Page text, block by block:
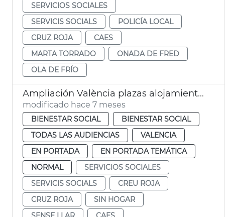
SERVICIOS SOCIALES
SERVICIS SOCIALS
POLICÍA LOCAL
CRUZ ROJA
CAES
MARTA TORRADO
ONADA DE FRED
OLA DE FRÍO
Ampliación València plazas alojamiento personas sin hogar
modificado hace 7 meses
BIENESTAR SOCIAL
BIENESTAR SOCIAL
TODAS LAS AUDIENCIAS
VALENCIA
EN PORTADA
EN PORTADA TEMÁTICA
NORMAL
SERVICIOS SOCIALES
SERVICIS SOCIALS
CREU ROJA
CRUZ ROJA
SIN HOGAR